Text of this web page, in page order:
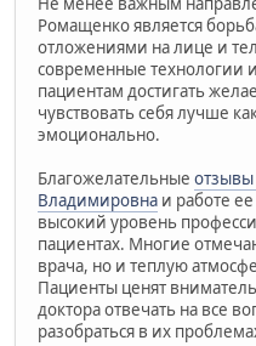
Ромащенко является
отложениями на лице и
современные технологии
пациентам достигать
чувствовать себя лучше
эмоционально.
Благожелательные
Владимировна и работе
высокий уровень
пациентах. Многие
врача, но и теплую
Пациенты ценят
доктора отвечать на все
разобраться в их